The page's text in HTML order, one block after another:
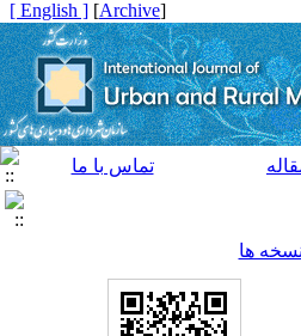
[
Archive
]
[ English ]
تماس با ما
ها